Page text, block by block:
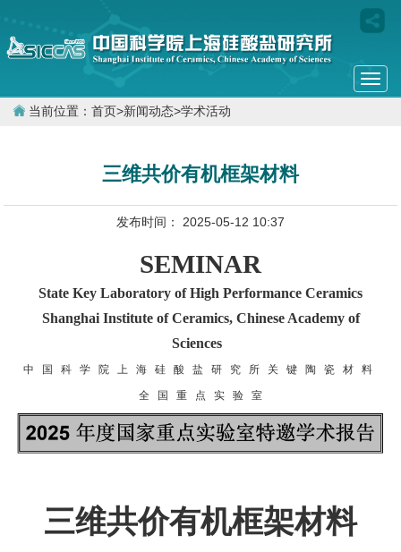
当前位置： 首页>新闻动态>学术活动
三维共价有机框架材料
发布时间： 2025-05-12 10:37
SEMINAR
State Key Laboratory of High Performance Ceramics
Shanghai Institute of Ceramics, Chinese Academy of
Sciences
中 国 科 学 院 上 海 硅 酸 盐 研 究 所 关 键 陶 瓷 材 料
全 国 重 点 实 验 室
三维共价有机框架材料